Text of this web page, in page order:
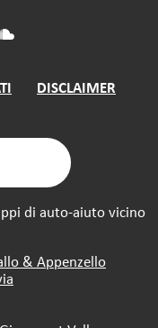
DISCLAIMER
di auto-aiuto vicino
& Appenzello